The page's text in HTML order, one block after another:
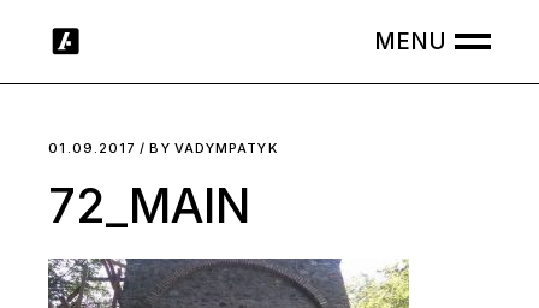
01.09.2017 BY VADYMPATYK
72_MAIN